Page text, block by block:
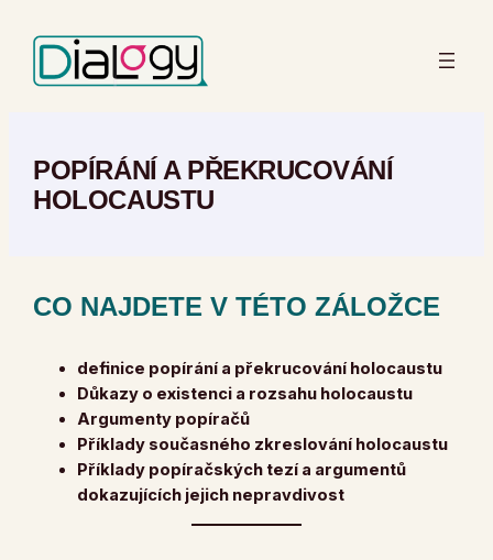
obsah
POPÍRÁNÍ A PŘEKRUCOVÁNÍ
HOLOCAUSTU
CO NAJDETE V TÉTO ZÁLOŽCE
definice popírání a překrucování holocaustu
Důkazy o existenci a rozsahu holocaustu
Argumenty popíračů
Příklady současného zkreslování holocaustu
Příklady popíračských tezí a argumentů
dokazujících jejich nepravdivost